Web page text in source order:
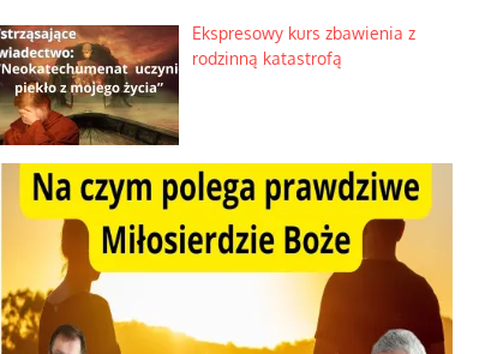
Ekspresowy kurs zbawienia z
rodzinną katastrofą